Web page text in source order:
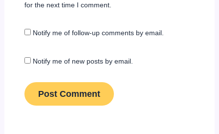
for the next time I comment.
Notify me of follow-up comments by email.
Notify me of new posts by email.